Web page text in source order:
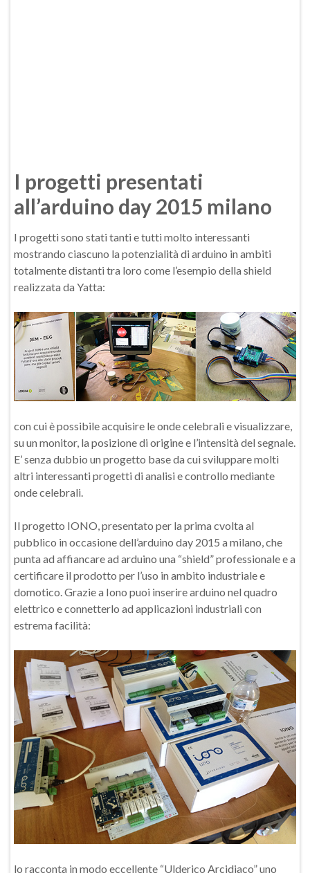
I progetti presentati
all’arduino day 2015 milano
I progetti sono stati tanti e tutti molto interessanti
mostrando ciascuno la potenzialità di arduino in ambiti
totalmente distanti tra loro come l’esempio della shield
realizzata da Yatta:
con cui è possibile acquisire le onde celebrali e visualizzare,
su un monitor, la posizione di origine e l’intensità del segnale.
E’ senza dubbio un progetto base da cui sviluppare molti
altri interessanti progetti di analisi e controllo mediante
onde celebrali.
Il progetto IONO, presentato per la prima cvolta al
pubblico in occasione dell’arduino day 2015 a milano, che
punta ad affiancare ad arduino una “shield” professionale e a
certificare il prodotto per l’uso in ambito industriale e
domotico. Grazie a Iono puoi inserire arduino nel quadro
elettrico e connetterlo ad applicazioni industriali con
estrema facilità:
lo racconta in modo eccellente “Ulderico Arcidiaco” uno